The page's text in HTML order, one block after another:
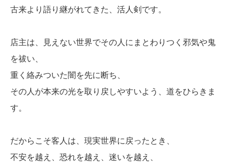
古来より語り継がれてきた、活人剣です。
店主は、見えない世界でその人にまとわりつく邪気や鬼
を祓い、
重く絡みついた闇を先に断ち、
その人が本来の光を取り戻しやすいよう、道をひらきま
す。
だからこそ客人は、現実世界に戻ったとき、
不安を越え、恐れを越え、迷いを越え、